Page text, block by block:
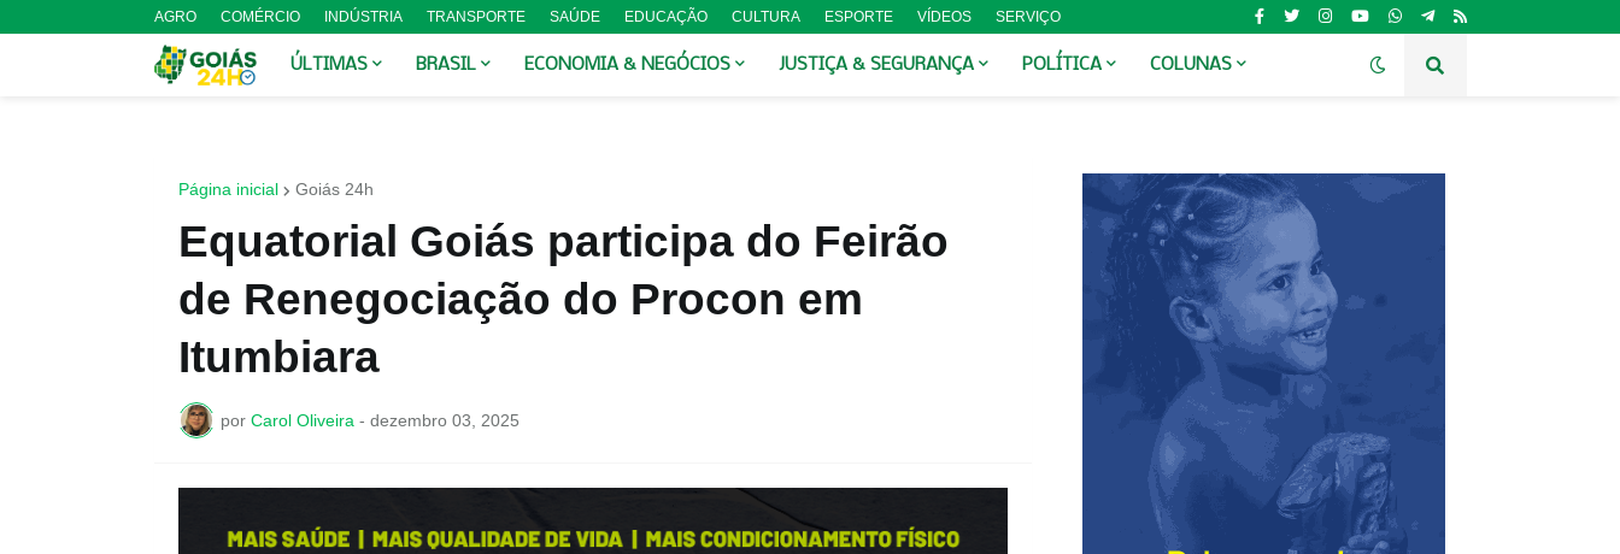
AGRO COMÉRCIO INDÚSTRIA TRANSPORTE SAÚDE EDUCAÇÃO CULTURA ESPORTE VÍDEOS SERVIÇO
ÚLTIMAS BRASIL ECONOMIA & NEGÓCIOS JUSTIÇA & SEGURANÇA POLÍTICA COLUNAS
Página inicial Goiás 24h
Equatorial Goiás participa do Feirão
de Renegociação do Procon em
Itumbiara
por Carol Oliveira - dezembro 03, 2025